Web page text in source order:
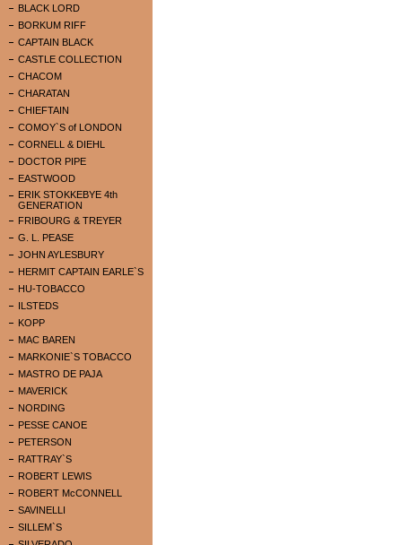
BLACK LORD
BORKUM RIFF
CAPTAIN BLACK
CASTLE COLLECTION
CHACOM
CHARATAN
CHIEFTAIN
COMOY`S of LONDON
CORNELL & DIEHL
DOCTOR PIPE
EASTWOOD
ERIK STOKKEBYE 4th
GENERATION
FRIBOURG & TREYER
G. L. PEASE
JOHN AYLESBURY
HERMIT CAPTAIN EARLE`S
HU-TOBACCO
ILSTEDS
KOPP
MAC BAREN
MARKONIE`S TOBACCO
MASTRO DE PAJA
MAVERICK
NORDING
PESSE CANOE
PETERSON
RATTRAY`S
ROBERT LEWIS
ROBERT McCONNELL
SAVINELLI
SILLEM`S